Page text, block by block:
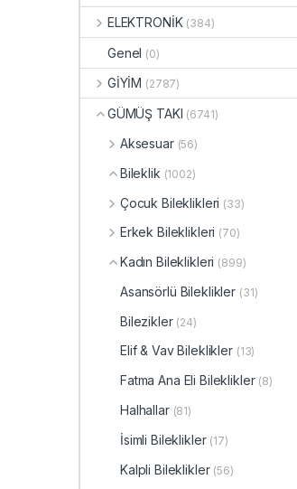
ELEKTRONİK (384)
Genel (0)
GİYİM (2787)
GÜMÜŞ TAKI (6741)
Aksesuar (56)
Bileklik (1002)
Çocuk Bileklikleri (33)
Erkek Bileklikleri (70)
Kadın Bileklikleri (899)
Asansörlü Bileklikler (31)
Bilezikler (24)
Elif & Vav Bileklikler (13)
Fatma Ana Eli Bileklikler (8)
Halhallar (81)
İsimli Bileklikler (17)
Kalpli Bileklikler (56)